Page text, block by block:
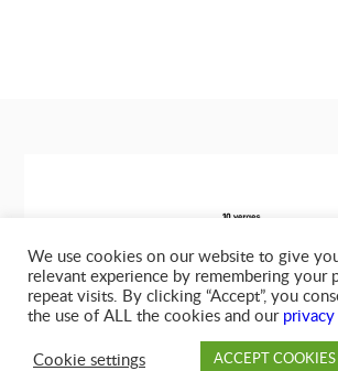
10 VERGES
We use cookies on our website to give
relevant experience by remembering your
repeat visits. By clicking “Accept”, you
the use of ALL the cookies and our
Cookie settings
ACCEPT COOKIES